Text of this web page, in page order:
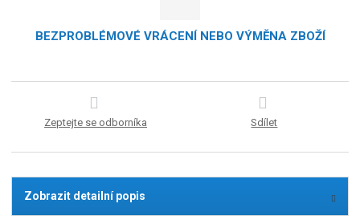
BEZPROBLÉMOVÉ VRÁCENÍ NEBO VÝMĚNA ZBOŽÍ
Zeptejte se odborníka Sdílet
Zobrazit detailní popis